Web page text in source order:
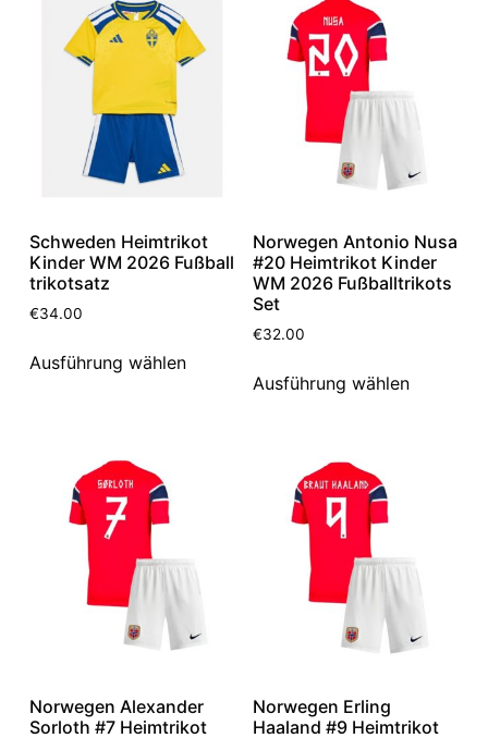
Schweden Heimtrikot
Kinder WM 2026 Fußball
trikotsatz
€34.00
Ausführung wählen
Norwegen Antonio Nusa
#20 Heimtrikot Kinder
WM 2026 Fußballtrikots
Set
€32.00
Ausführung wählen
Norwegen Alexander
Sorloth #7 Heimtrikot
Norwegen Erling
Haaland #9 Heimtrikot